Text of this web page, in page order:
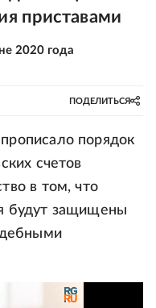
приставами
2020 года
ПОДЕЛИТЬСЯ
порядок
счетов
в том, что
будут защищены